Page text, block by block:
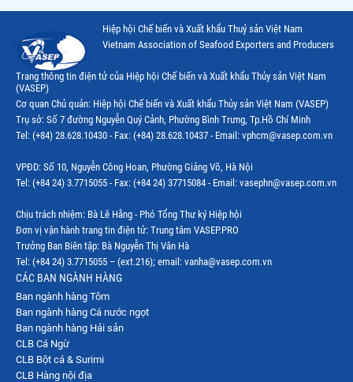
Hiệp hội Chế biến và Xuất khẩu Thuỷ sản Việt Nam
Vietnam Association of Seafood Exporters and Producers
Trang thông tin điện tử của Hiệp hội Chế biến và Xuất khẩu Thủy sản Việt Nam
(VASEP)
Cơ quan Chủ quản: Hiệp hội Chế biến và Xuất khẩu Thủy sản Việt Nam (VASEP)
Trụ sở: Số 7 đường Nguyễn Quý Cảnh, Phường Bình Trưng, Tp.Hồ Chí Minh
Tel: (+84) 28.628.10430 - Fax: (+84) 28.628.10437 - Email: vphcm@vasep.com.vn
VPĐD: Số 10, Nguyễn Công Hoan, Phường Giảng Võ, Hà Nội
Tel: (+84 24) 3.7715055 - Fax: (+84 24) 37715084 - Email: vasephn@vasep.com.vn
Chịu trách nhiệm: Bà Lê Hằng - Phó Tổng Thư ký Hiệp hội
Đơn vị vận hành trang tin điện tử: Trung tâm VASEP.PRO
Trưởng Ban Biên tập: Bà Nguyễn Thị Vân Hà
Tel: (+84 24) 3.7715055 – (ext.216); email: vanha@vasep.com.vn
CÁC BAN NGÀNH HÀNG
Ban ngành hàng Tôm
Ban ngành hàng Cá nước ngọt
Ban ngành hàng Hải sản
CLB Cá Ngừ
CLB Bột cá & Surimi
CLB Hàng nội địa